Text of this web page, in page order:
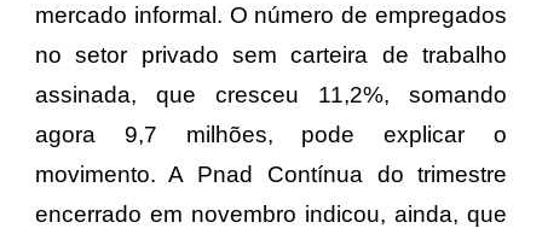
mercado informal. O número de empregados
no setor privado sem carteira de trabalho
assinada, que cresceu 11,2%, somando
agora 9,7 milhões, pode explicar o
movimento. A Pnad Contínua do trimestre
encerrado em novembro indicou, ainda, que